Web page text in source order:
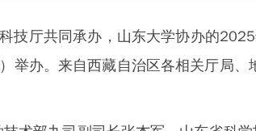
厅共同承办，山东大学协办的2025
办。来自西藏自治区各相关厅局